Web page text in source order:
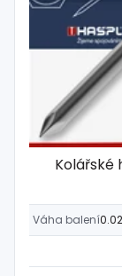
Kolářské
Váha balení